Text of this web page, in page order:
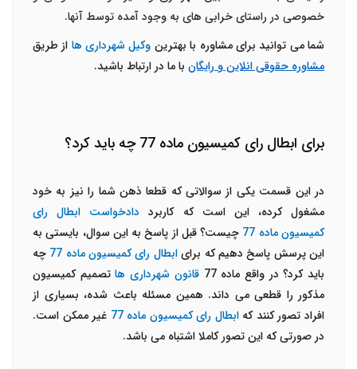
خصوصی در راستای خرابی های به وجود آمده توسط آنها.
شما می توانید برای مشاوره با بهترین وکیل شهرداری ها از طریق
مشاوره حقوقی انلاین و رایگان با ما در ارتباط باشید.
برای ابطال رای کمیسیون ماده 77 چه باید کرد؟
در این قسمت یکی از سوالاتی که قطعا ذهن شما را نیز به خود
مشغول کرده، این است که کاربرد دادخواست ابطال رای
کمیسیون ماده 77
چیست؟ قبل از پاسخ به این سوال، بایستی به
این پرسش پاسخ دهیم که برایابطال رای کمیسیون ماده 77
چه
باید کرد؟ در واقع ماده 77
قانون شهرداری هاتصمیم کمیسیون
مذکور را قطعی می داند. همین مسئله باعث شده، بسیاری از
افراد تصور کنند کهابطال رای کمیسیون ماده 77
غیر ممکن است.
در صورتی که این تصور کاملا اشتباه می باشد.